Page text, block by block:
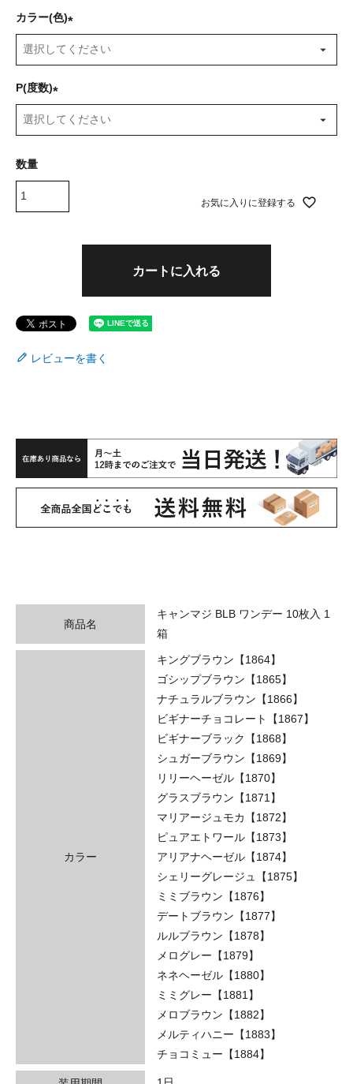
カラー(色)
必
)
P(度数)
必
お気に入りに登録する
カートに入れる
レビューを書く
商品名
キャンマジ BLB ワンデー 10枚入 1
箱
カラー
キングブラウン【1864】
ゴシップブラウン【1865】
ナチュラルブラウン【1866】
ビギナーチョコレート【1867】
ビギナーブラック【1868】
シュガーブラウン【1869】
リリーヘーゼル【1870】
グラスブラウン【1871】
マリアージュモカ【1872】
ピュアエトワール【1873】
アリアナヘーゼル【1874】
シェリーグレージュ【1875】
ミミブラウン【1876】
デートブラウン【1877】
ルルブラウン【1878】
メログレー【1879】
ネネヘーゼル【1880】
ミミグレー【1881】
メロブラウン【1882】
メルティハニー【1883】
チョコミュー【1884】